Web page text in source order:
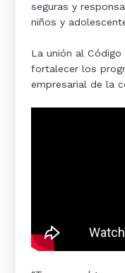
seguras y
niños y
La unión al
fortalecer los
empresarial de la